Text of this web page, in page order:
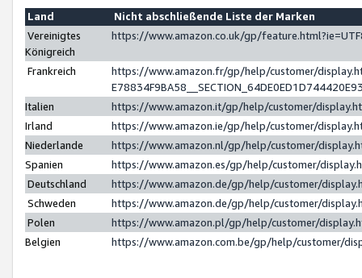
Land
Nicht abschließende Liste der Marken
Vereinigtes
Königreich
https://www.amazon.co.uk/gp/
Frankreich
https://www.amazon.fr/gp/help/customer/
Italien
https://www.amazon.it/gp/help/customer/
Irland
https://www.amazon.ie/gp/help/customer/
Niederlande
https://www.amazon.nl/gp/help/customer/
Spanien
https://www.amazon.es/gp/help/customer/
Deutschland
https://www.amazon.de/gp/help/customer/
Schweden
https://www.amazon.de/gp/help/customer/
Polen
https://www.amazon.pl/gp/help/customer/
Belgien
https://www.amazon.com.be/gp/help/customer/